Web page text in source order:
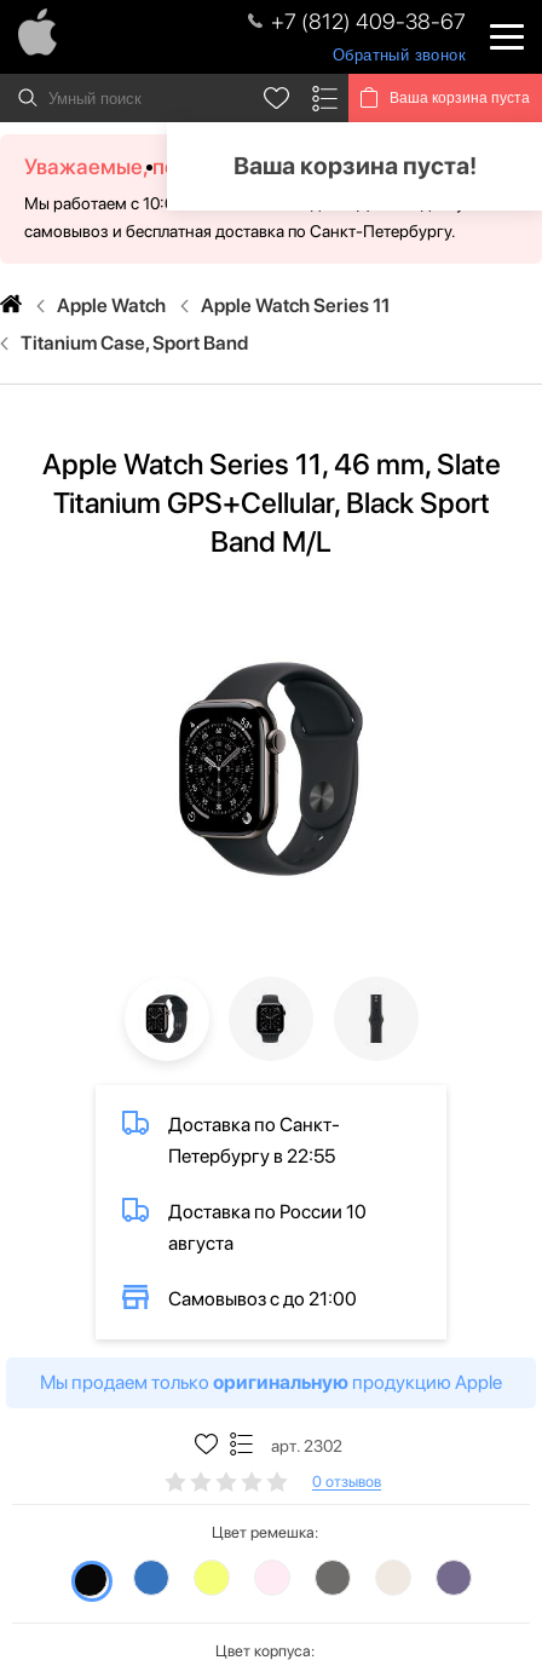
+7 (812) 409-38-67
Обратный звонок
Ваша корзина пуста
Ваша корзина пуста!
Уважаемые, посетители!
Мы работаем с 10:00 - 21:00 без выходных. Для Вас доступен
самовывоз и бесплатная доставка по Санкт-Петербургу.
Apple Watch
Apple Watch Series 11
Titanium Case, Sport Band
Apple Watch Series 11, 46 mm, Slate
Titanium GPS+Cellular, Black Sport
Band M/L
Доставка по Санкт-
Петербургу в 22:55
Доставка по России 10
августа
Самовывоз с до 21:00
Мы продаем только оригинальную продукцию Apple
арт. 2302
0 отзывов
Цвет ремешка:
Цвет корпуса: